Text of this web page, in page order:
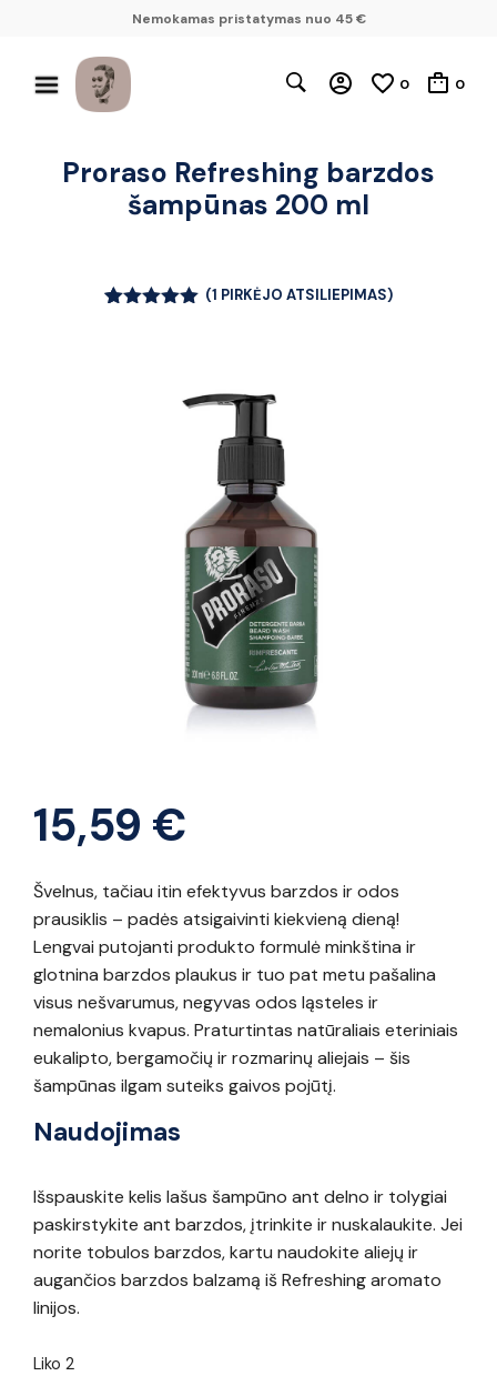
Nemokamas pristatymas nuo 45 €
0 0
Proraso Refreshing barzdos
šampūnas 200 ml
(1 PIRKĖJO ATSILIEPIMAS)
15,59 €
Švelnus, tačiau itin efektyvus barzdos ir odos
prausiklis – padės atsigaivinti kiekvieną dieną!
Lengvai putojanti produkto formulė minkština ir
glotnina barzdos plaukus ir tuo pat metu pašalina
visus nešvarumus, negyvas odos ląsteles ir
nemalonius kvapus. Praturtintas natūraliais eteriniais
eukalipto, bergamočių ir rozmarinų aliejais – šis
šampūnas ilgam suteiks gaivos pojūtį.
Naudojimas
Išspauskite kelis lašus šampūno ant delno ir tolygiai
paskirstykite ant barzdos, įtrinkite ir nuskalaukite. Jei
norite tobulos barzdos, kartu naudokite aliejų ir
augančios barzdos balzamą iš Refreshing aromato
linijos.
Liko 2